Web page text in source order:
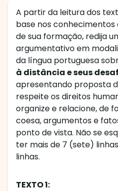
A partir da leitura dos
base nos
de sua formação, redija
argumentativo em
da língua portuguesa
à distância e seus
apresentando proposta
respeite os direitos
organize e relacione, de
coesa, argumentos e
ponto de vista. Não se
ter mais de 7 (sete)
linhas.
TEXTO 1: